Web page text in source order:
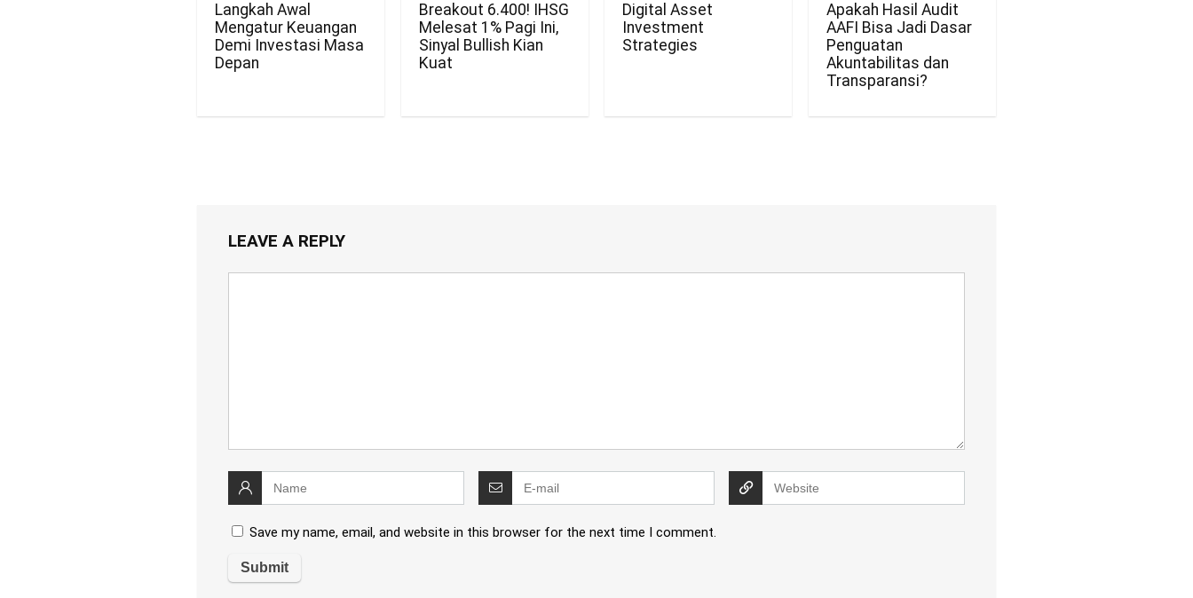
Langkah Awal
Mengatur Keuangan
Demi Investasi Masa
Depan
Breakout 6.400! IHSG
Melesat 1% Pagi Ini,
Sinyal Bullish Kian
Kuat
Digital Asset
Investment
Strategies
Apakah Hasil Audit
AAFI Bisa Jadi Dasar
Penguatan
Akuntabilitas dan
Transparansi?
LEAVE A REPLY
Save my name, email, and website in this browser for the next time I comment.